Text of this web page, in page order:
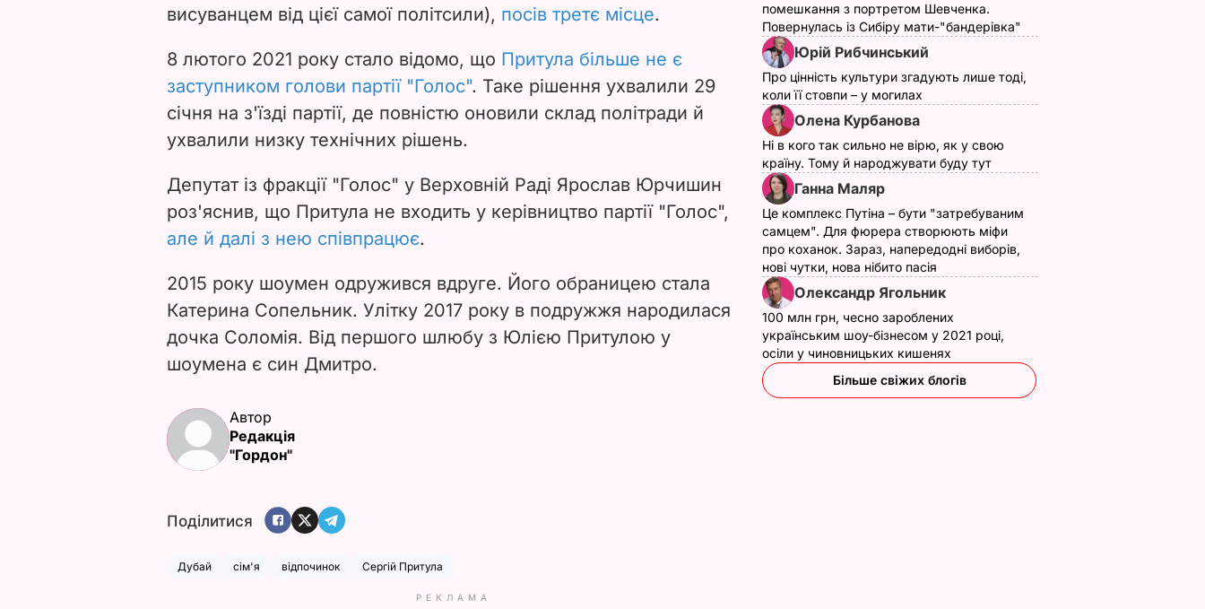
висуванцем від цієї самої політсили), посів третє місце.
8 лютого 2021 року стало відомо, що Притула більше не є
заступником голови партії "Голос". Таке рішення ухвалили 29
січня на з'їзді партії, де повністю оновили склад політради й
ухвалили низку технічних рішень.
Депутат із фракції "Голос" у Верховній Раді Ярослав Юрчишин
роз'яснив, що Притула не входить у керівництво партії "Голос",
але й далі з нею співпрацює.
2015 року шоумен одружився вдруге. Його обраницею стала
Катерина Сопельник. Улітку 2017 року в подружжя народилася
дочка Соломія. Від першого шлюбу з Юлією Притулою у
шоумена є син Дмитро.
Автор
Редакція
"Гордон"
Поділитися
Дубай сім'я відпочинок Сергій Притула
РЕКЛАМА
помешкання з портретом Шевченка.
Повернулась із Сибіру мати-"бандерівка"
Юрій Рибчинський
Про цінність культури згадують лише тоді,
коли її стовпи – у могилах
Олена Курбанова
Ні в кого так сильно не вірю, як у свою
країну. Тому й народжувати буду тут
Ганна Маляр
Це комплекс Путіна – бути "затребуваним
самцем". Для фюрера створюють міфи
про коханок. Зараз, напередодні виборів,
нові чутки, нова нібито пасія
Олександр Ягольник
100 млн грн, чесно зароблених
українським шоу-бізнесом у 2021 році,
осіли у чиновницьких кишенях
Більше свіжих блогів